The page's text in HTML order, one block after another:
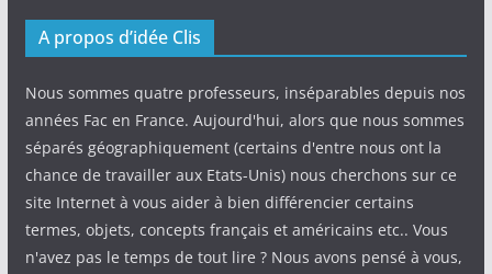
A propos d’idée Clis
Nous sommes quatre professeurs, inséparables depuis nos
années Fac en France. Aujourd'hui, alors que nous sommes
séparés géographiquement (certains d'entre nous ont la
chance de travailler aux Etats-Unis) nous cherchons sur ce
site Internet à vous aider à bien différencier certains
termes, objets, concepts français et américains etc.. Vous
n'avez pas le temps de tout lire ? Nous avons pensé à vous,